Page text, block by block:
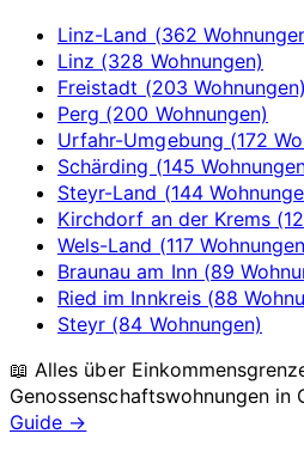
Linz-Land (362
Linz (328 Wohnungen)
Freistadt (203 Wohnungen)
Perg (200 Wohnungen)
Urfahr-Umgebung (172
Schärding (145
Steyr-Land (144
Kirchdorf an der Krems
Wels-Land (117
Braunau am Inn (89
Ried im Innkreis (88
Steyr (84 Wohnungen)
📖 Alles über
Genossenschaftswohnungen in
Guide →